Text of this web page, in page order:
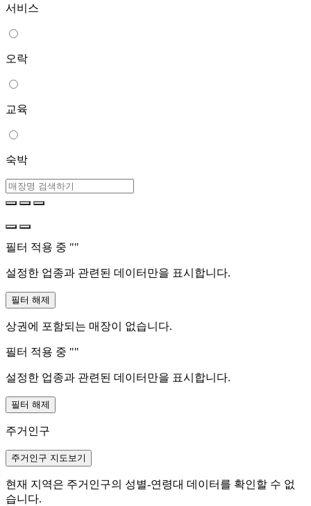
서비스
오락
교육
숙박
필터 적용 중 ""
설정한 업종과 관련된 데이터만을 표시합니다.
필터 해제
상권에 포함되는 매장이 없습니다.
필터 적용 중 ""
설정한 업종과 관련된 데이터만을 표시합니다.
필터 해제
주거인구
주거인구 지도보기
현재 지역은 주거인구의 성별-연령대 데이터를 확인할 수 없
습니다.